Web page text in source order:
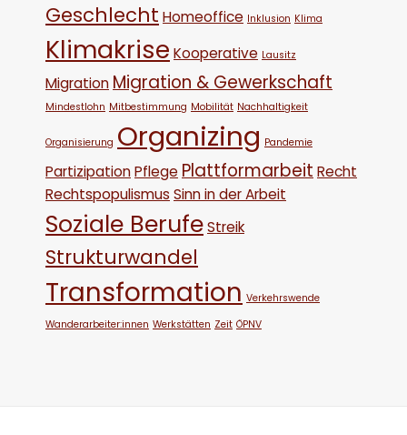
Geschlecht Homeoffice Inklusion Klima
Klimakrise Kooperative Lausitz
Migration Migration & Gewerkschaft
Mindestlohn Mitbestimmung Mobilität Nachhaltigkeit
Organisierung Organizing Pandemie
PartizipationPflege Plattformarbeit Recht
Rechtspopulismus Sinn in der Arbeit
Soziale BerufeStreik
Strukturwandel
Transformation Verkehrswende
Wanderarbeiter:innen Werkstätten Zeit ÖPNV